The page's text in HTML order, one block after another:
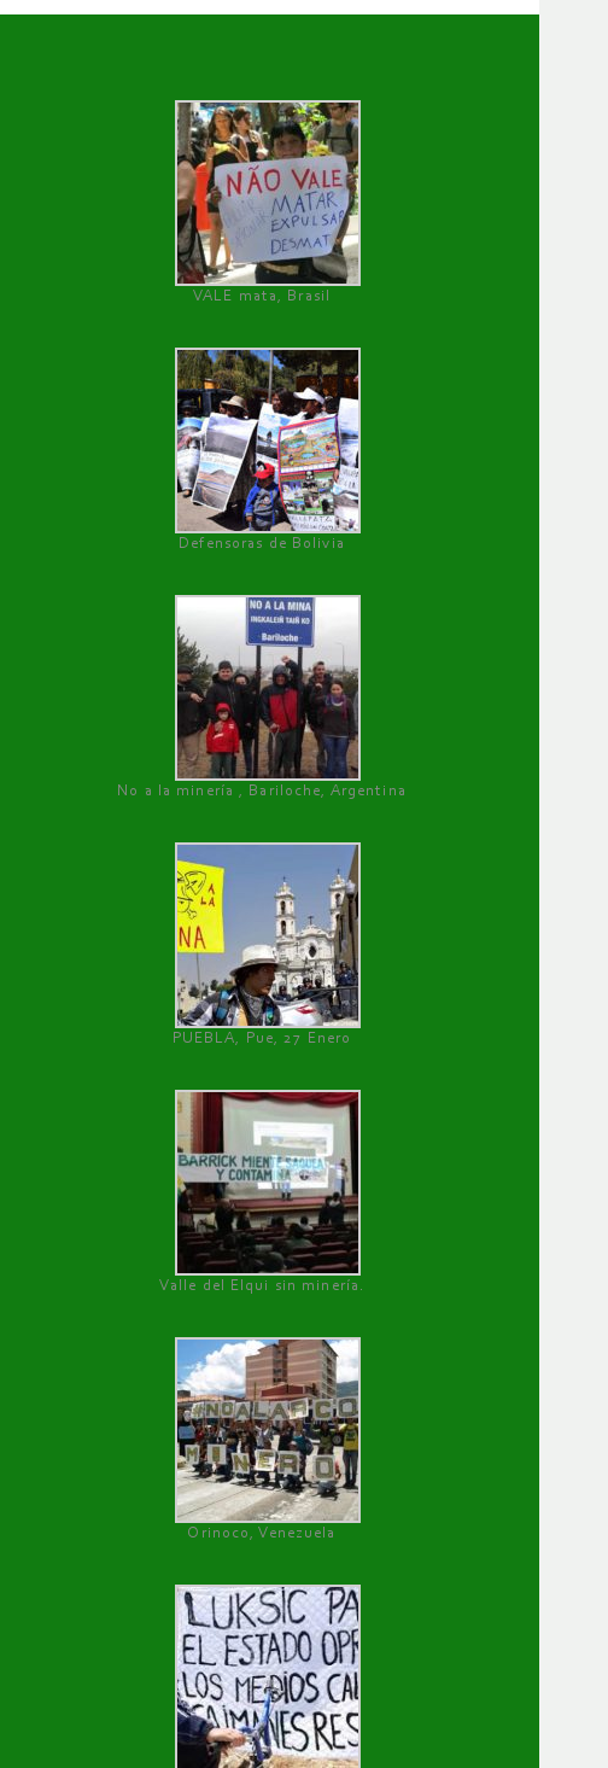
VALE mata, Brasil
Defensoras de Bolivia
No a la minería , Bariloche, Argentina
PUEBLA, Pue, 27 Enero
Valle del Elqui sin minería.
Orinoco, Venezuela